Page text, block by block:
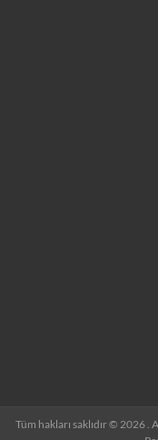
Tüm hakları saklıdır © 2026.